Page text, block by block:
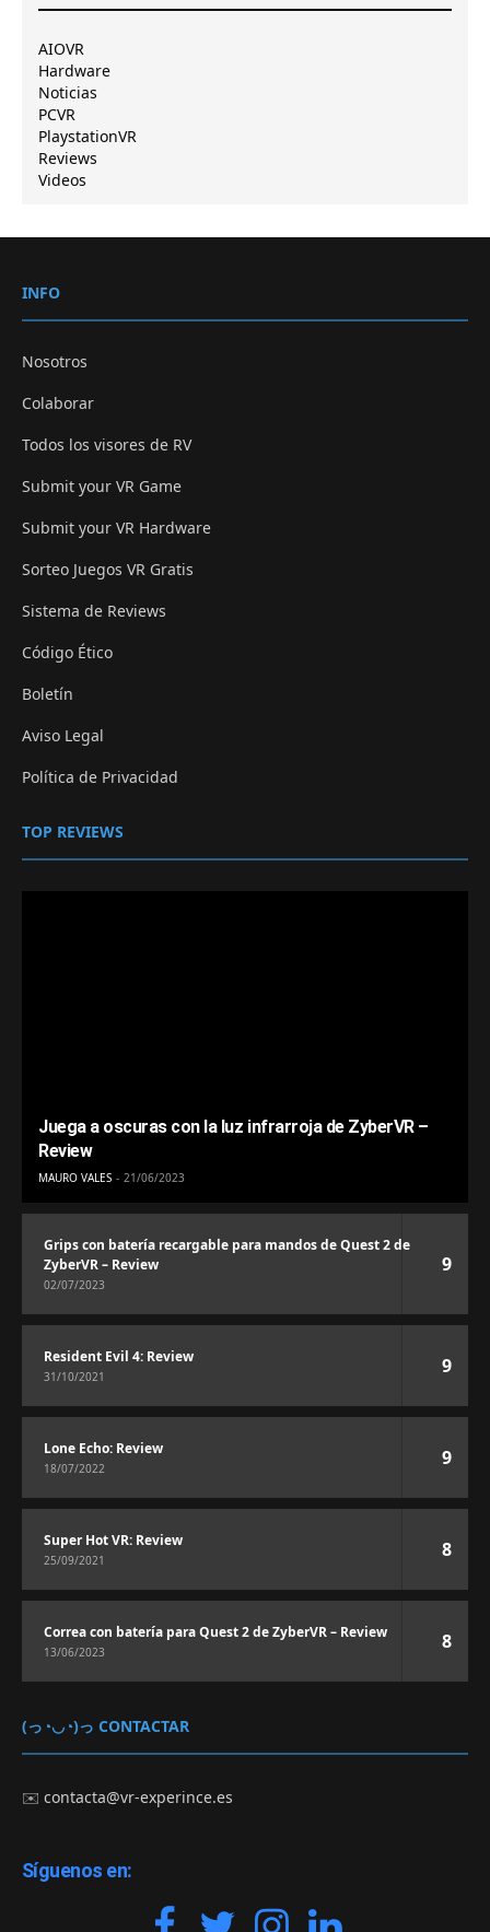
AIOVR
Hardware
Noticias
PCVR
PlaystationVR
Reviews
Videos
INFO
Nosotros
Colaborar
Todos los visores de RV
Submit your VR Game
Submit your VR Hardware
Sorteo Juegos VR Gratis
Sistema de Reviews
Código Ético
Boletín
Aviso Legal
Política de Privacidad
TOP REVIEWS
Juega a oscuras con la luz infrarroja de ZyberVR –
Review
MAURO VALES 21/06/2023
Grips con batería recargable para mandos de Quest 2 de
ZyberVR – Review
02/07/2023
9
Resident Evil 4: Review
31/10/2021 9
Lone Echo: Review
18/07/2022 9
Super Hot VR: Review
25/09/2021 8
Correa con batería para Quest 2 de ZyberVR – Review
13/06/2023 8
(っ◔◡◔)っ CONTACTAR
✉️contacta@vr-experince.es
Síguenos en: